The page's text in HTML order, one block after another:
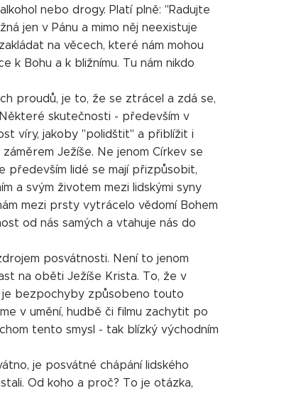
nebo drogy. Platí plně: "Radujte
jen v Pánu a mimo něj neexistuje
na věcech, které nám mohou
k Bohu a k bližnímu. Tu nám nikdo
proudů, je to, že se ztrácel a zdá se,
skutečnosti - především v
víry, jakoby "polidštit" a přiblížit i
Ježíše. Ne jenom Církev se
především lidé se mají přizpůsobit,
a svým životem mezi lidskými syny
mezi prsty vytrácelo vědomí Bohem
od nás samých a vtahuje nás do
posvátnosti. Není to jenom
na oběti Ježíše Krista. To, že v
bezpochyby způsobeno touto
v umění, hudbě či filmu zachytit po
tento smysl - tak blízký východním
je posvátné chápání lidského
Od koho a proč? To je otázka,